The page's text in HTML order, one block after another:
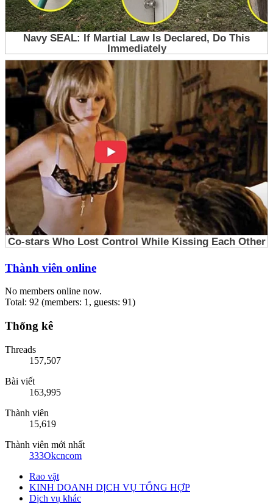
Thành viên online
No members online now.
Total: 92 (members: 1, guests: 91)
Thống kê
Threads
157,507
Bài viết
163,995
Thành viên
15,619
Thành viên mới nhất
333Okcncom
Rao vặt
KINH DOANH DỊCH VỤ TỔNG HỢP
Dịch vụ khác